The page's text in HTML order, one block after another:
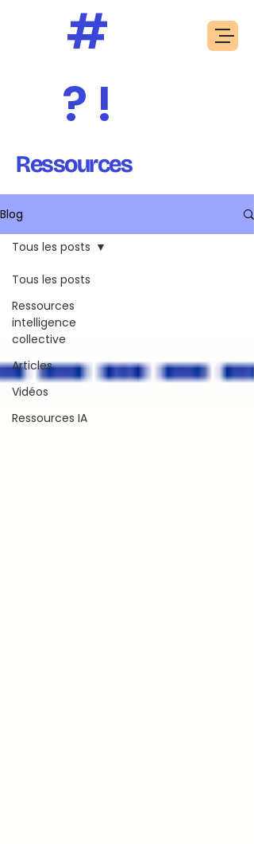
#
? !
Ressources
Blog
Tous les posts
Ressources
intelligence
collective
Articles
Vidéos
Ressources IA
Tous les posts